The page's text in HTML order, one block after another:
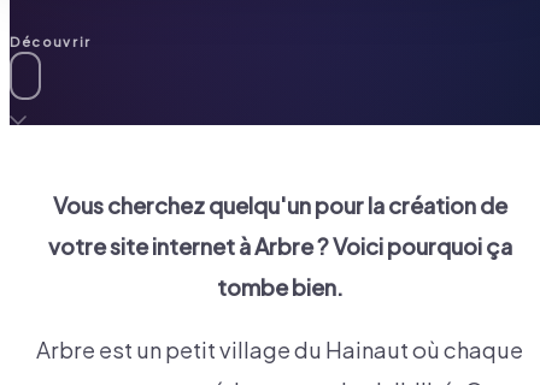
Découvrir
Vous cherchez quelqu'un pour la création de
votre site internet àArbre? Voici pourquoi ça
tombe bien.
Arbre est un petit village du Hainaut où chaque